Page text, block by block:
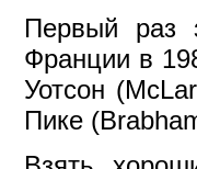
Первый раз
Франции в
Уотсон
Пике